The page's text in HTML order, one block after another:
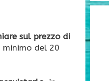
sul prezzo di
minimo del 20